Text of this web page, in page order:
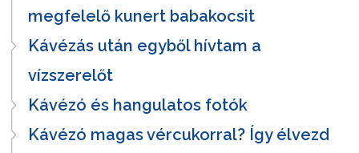
megfelelő kunert babakocsit
Kávézás után egyből hívtam a
vízszerelőt
Kávézó és hangulatos fotók
Kávézó magas vércukorral? Így élvezd